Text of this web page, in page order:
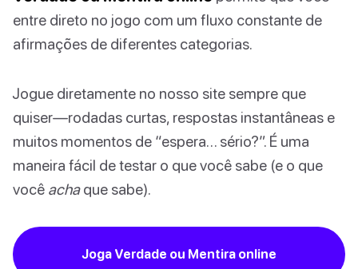
entre direto no jogo com um fluxo constante de
afirmações de diferentes categorias.
Jogue diretamente no nosso site sempre que
quiser—rodadas curtas, respostas instantâneas e
muitos momentos de “espera… sério?”. É uma
maneira fácil de testar o que você sabe (e o que
você achaque sabe).
Joga Verdade ou Mentira online